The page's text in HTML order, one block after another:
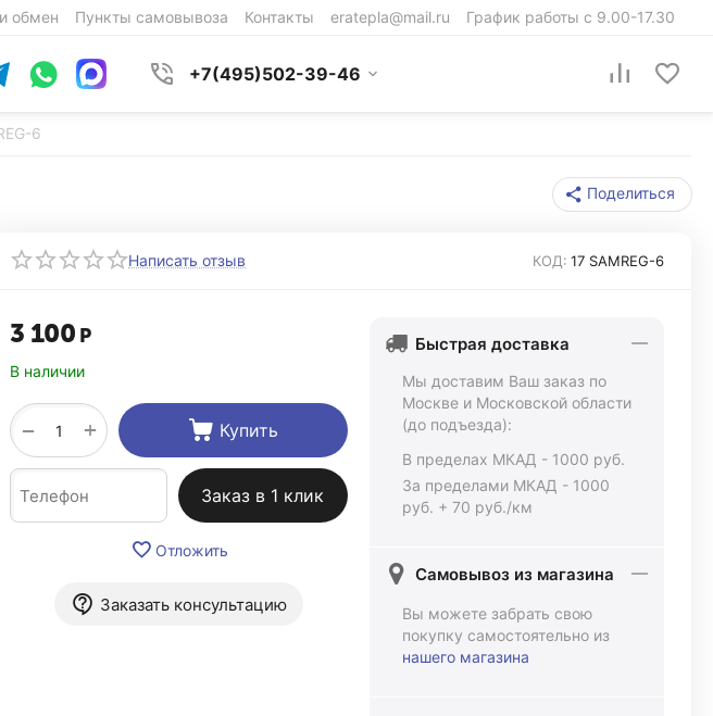
обмен Пункты самовывоза Контакты eratepla@mail.ru График работы с 9.00-17.30
+7(495)502-39-46
6
Поделиться
Написать отзыв КОД: 17 SAMREG-6
3 100 Р
В наличии
+
− Купить
Заказ в 1 клик
Отложить
Заказать консультацию
Быстрая доставка
Мы доставим Ваш заказ по
Москве и Московской области
(до подъезда):
В пределах МКАД - 1000 руб.
За пределами МКАД - 1000
руб. + 70 руб./км
Самовывоз из магазина
Вы можете забрать свою
покупку самостоятельно из
нашего магазина